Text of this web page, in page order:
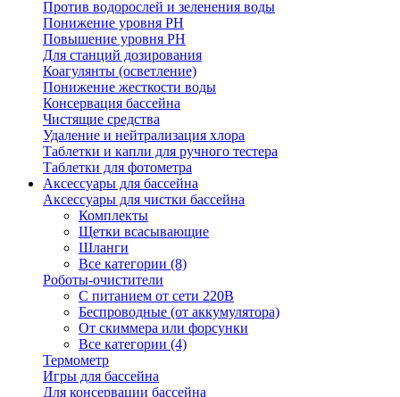
Против водорослей и зеленения воды
Понижение уровня РН
Повышение уровня РН
Для станций дозирования
Коагулянты (осветление)
Понижение жесткости воды
Консервация бассейна
Чистящие средства
Удаление и нейтрализация хлора
Таблетки и капли для ручного тестера
Таблетки для фотометра
Аксессуары для бассейна
Аксессуары для чистки бассейна
Комплекты
Щетки всасывающие
Шланги
Все категории (8)
Роботы-очистители
С питанием от сети 220В
Беспроводные (от аккумулятора)
От скиммера или форсунки
Все категории (4)
Термометр
Игры для бассейна
Для консервации бассейна